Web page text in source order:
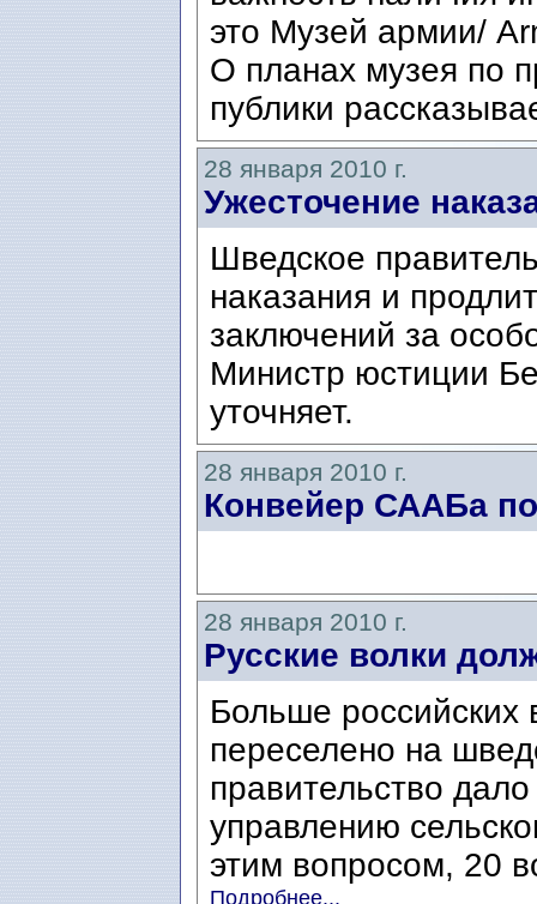
это Музей армии/
О планах музея по
публики
28 января 2010 г.
Ужесточение
Шведское
наказания и
заключений за
Министр юстиции
уточняет.
28 января 2010 г.
Конвейер СААБа
28 января 2010 г.
Русские волки
Больше российских
переселено на
правительство
управлению
этим вопросом, 20
Подробнее...